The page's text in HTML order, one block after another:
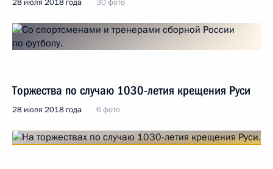
28 июля 2018 года 30 фото
Торжества по случаю 1030-летия крещения Руси
28 июля 2018 года 6 фото